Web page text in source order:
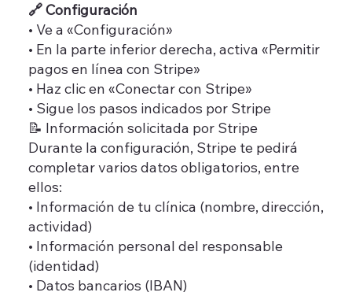
🔗 Configuración
• Ve a «Configuración»
• En la parte inferior derecha, activa «Permitir
pagos en línea con Stripe»
• Haz clic en «Conectar con Stripe»
• Sigue los pasos indicados por Stripe
📝 Información solicitada por Stripe
Durante la configuración, Stripe te pedirá
completar varios datos obligatorios, entre
ellos:
• Información de tu clínica (nombre, dirección,
actividad)
• Información personal del responsable
(identidad)
• Datos bancarios (IBAN)